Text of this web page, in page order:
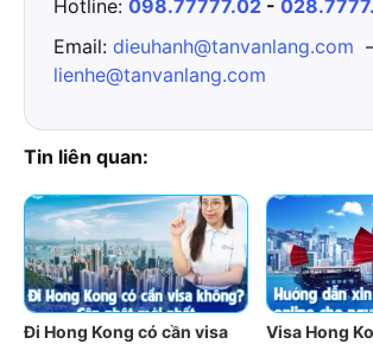
Hotline: 098.77777.02 -
Email: dieuhanh@tanvanlang.com
lienhe@tanvanlang.com
Tin liên quan:
Đi Hong Kong có cần visa
Visa Hong